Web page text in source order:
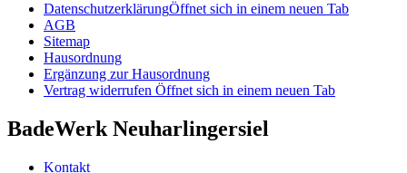
DatenschutzerklärungÖffnet sich in einem neuen Tab
AGB
Sitemap
Hausordnung
Ergänzung zur Hausordnung
Vertrag widerrufen Öffnet sich in einem neuen Tab
BadeWerk Neuharlingersiel
Kontakt